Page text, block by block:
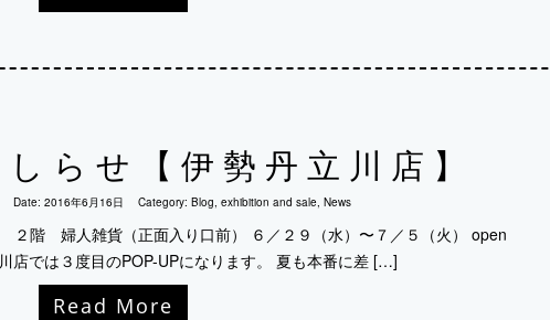
らせ【伊勢丹立川店】
Date: 2016年6月16日 Category: Blog, exhibition and sale, News
２階 婦人雑貨（正面入り口前） ６／２９（水）〜７／５（火） open
店では３度目のPOP-UPになります。 夏も本番に差 […]
Read More